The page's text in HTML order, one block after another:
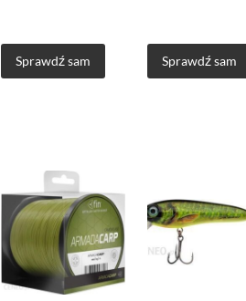
Sprawdź sam Sprawdź sam